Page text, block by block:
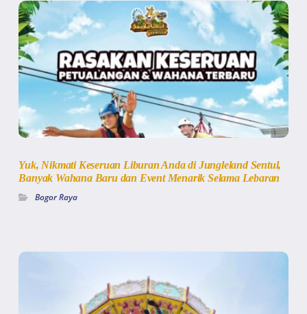
Yuk, Nikmati Keseruan Liburan Anda di Jungleland Sentul,
Banyak Wahana Baru dan Event Menarik Selama Lebaran
Bogor Raya